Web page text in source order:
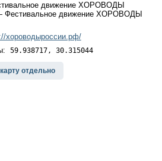
движение ХОРОВОДЫ
движение ХОРОВОДЫ
хороводыроссии.рф/
59.938717, 30.315044
отдельно